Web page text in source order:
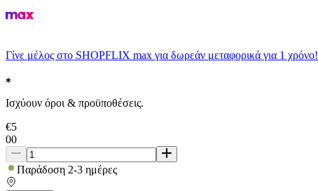
Γίνε μέλος στο SHOPFLIX max για δωρεάν μεταφορικά για 1 χρόνο!
Ισχύουν όροι & προϋποθέσεις.
€5
00
Παράδοση 2-3 ημέρες